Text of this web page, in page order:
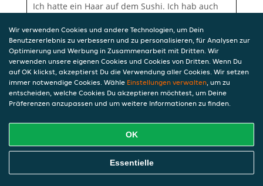
Ich hatte ein Haar auf dem Sushi. Ich hab auch
anhängen. Da frag ich mich wie hygienisch das
Sushi zubereitet wird.
Wir verwenden Cookies und andere Technologien, um Dein
Benutzererlebnis zu verbessern und zu personalisieren, für Analysen zur
Optimierung und Werbung in Zusammenarbeit mit Dritten. Wir
verwenden unsere eigenen Cookies und Cookies von Dritten. Wenn Du
auf OK klickst, akzeptierst Du die Verwendung aller Cookies. Wir setzen
immer notwendige Cookies. Wähle Einstellungen verwalten, um zu
entscheiden, welche Cookies Du akzeptieren möchtest, um Deine
Präferenzen anzupassen und um weitere Informationen zu finden.
OK
Essentielle